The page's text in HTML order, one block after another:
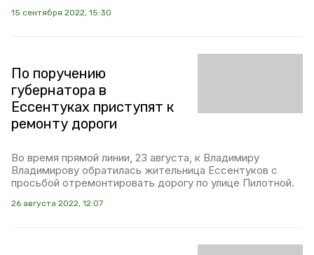
15 сентября 2022, 15:30
По поручению
губернатора в
Ессентуках приступят к
ремонту дороги
Во время прямой линии, 23 августа, к Владимиру
Владимирову обратилась жительница Ессентуков с
просьбой отремонтировать дорогу по улице Пилотной.
26 августа 2022, 12:07